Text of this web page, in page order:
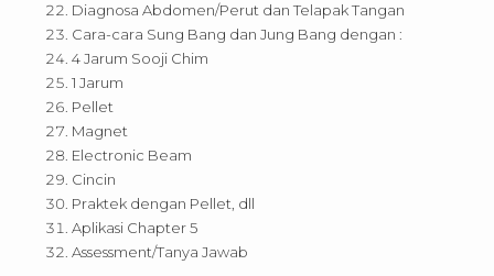
Diagnosa Abdomen/Perut dan Telapak Tangan
Cara-cara Sung Bang dan Jung Bang dengan :
4 Jarum Sooji Chim
1 Jarum
Pellet
Magnet
Electronic Beam
Cincin
Praktek dengan Pellet, dll
Aplikasi Chapter 5
Assessment/Tanya Jawab